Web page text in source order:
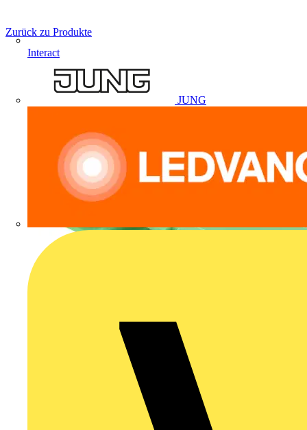
Interact
JUNG
Zurück zu Produkte